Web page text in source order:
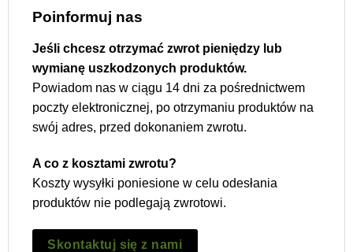
Poinformuj nas
Jeśli chcesz otrzymać zwrot pieniędzy lub
wymianę uszkodzonych produktów.
Powiadom nas w ciągu 14 dni za pośrednictwem
poczty elektronicznej, po otrzymaniu produktów na
swój adres, przed dokonaniem zwrotu.
A co z kosztami zwrotu?
Koszty wysyłki poniesione w celu odesłania
produktów nie podlegają zwrotowi.
Skontaktuj się z nami